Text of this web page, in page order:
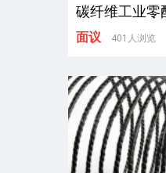
碳纤维工业零
面议 401人浏览